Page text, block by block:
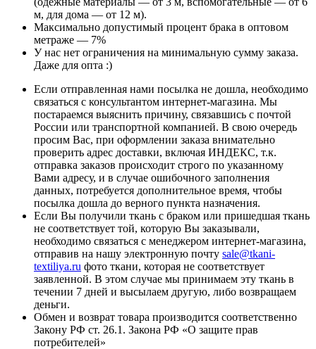
м, для дома — от 12 м).
Максимально допустимый процент брака в оптовом
метраже — 7%
У нас нет ограничения на минимальную сумму заказа.
Даже для опта :)
Если отправленная нами посылка не дошла, необходимо
связаться с консультантом интернет-магазина. Мы
постараемся выяснить причину, связавшись с почтой
России или транспортной компанией. В свою очередь
просим Вас, при оформлении заказа внимательно
проверить адрес доставки, включая ИНДЕКС, т.к.
отправка заказов происходит строго по указанному
Вами адресу, и в случае ошибочного заполнения
данных, потребуется дополнительное время, чтобы
посылка дошла до верного пункта назначения.
Если Вы получили ткань с браком или пришедшая ткань
не соответствует той, которую Вы заказывали,
необходимо связаться с менеджером интернет-магазина,
отправив на нашу электронную почту sale@tkani-
textiliya.ru фото ткани, которая не соответствует
заявленной. В этом случае мы принимаем эту ткань в
течении 7 дней и высылаем другую, либо возвращаем
деньги.
Обмен и возврат товара производится соответственно
Закону РФ ст. 26.1. Закона РФ «О защите прав
потребителей»